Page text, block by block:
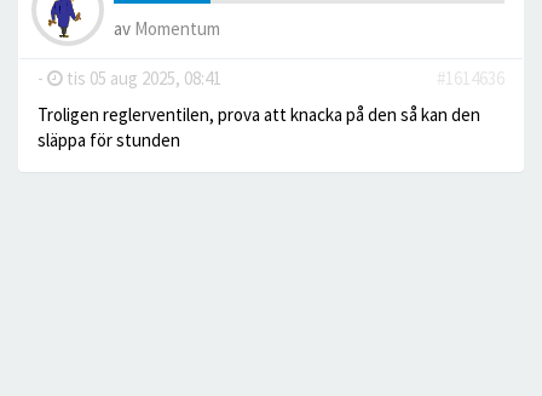
av Momentum
- tis 05 aug 2025, 08:41
#1614636
Troligen reglerventilen, prova att knacka på den så kan den
släppa för stunden